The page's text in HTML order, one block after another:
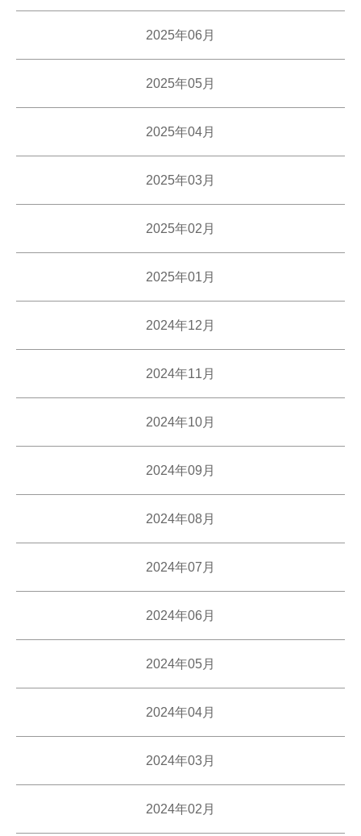
2025年06月
2025年05月
2025年04月
2025年03月
2025年02月
2025年01月
2024年12月
2024年11月
2024年10月
2024年09月
2024年08月
2024年07月
2024年06月
2024年05月
2024年04月
2024年03月
2024年02月